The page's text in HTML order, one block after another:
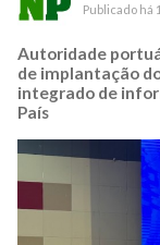
Publicado há
Autoridade
de implantação
integrado de
País